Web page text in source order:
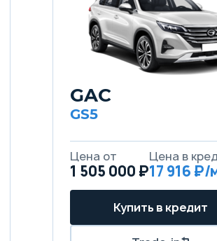
GAC
GS5
1 505 000 ₽17 916